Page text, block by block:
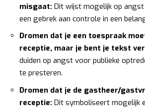
misgaat: Dit wijst mogelijk op
een gebrek aan controle in een
Dromen dat je een toespraak
receptie, maar je bent je tekst
duiden op angst voor publieke
te presteren.
Dromen dat je de gastheer/
receptie: Dit symboliseert mogelijk